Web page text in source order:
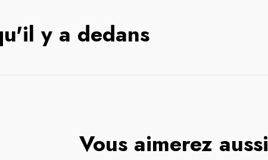
y a dedans
Vous aimerez aussi